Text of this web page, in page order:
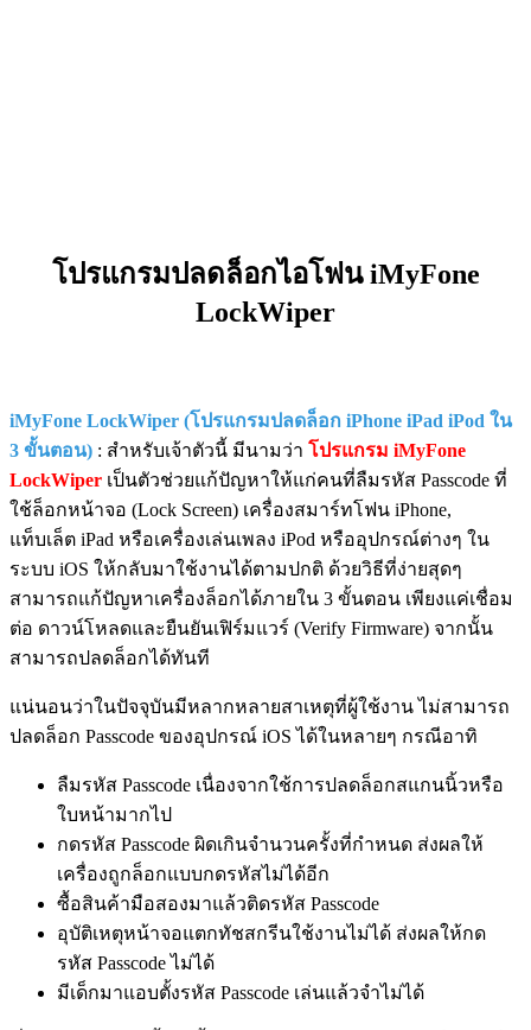
โปรแกรมปลดล็อกไอโฟน iMyFone
LockWiper
iMyFone LockWiper (โปรแกรมปลดล็อก iPhone iPad iPod ใน
3 ขั้นตอน) : สำหรับเจ้าตัวนี้ มีนามว่า โปรแกรม iMyFone
LockWiper เป็นตัวช่วยแก้ปัญหาให้แก่คนที่ลืมรหัส Passcode ที่
ใช้ล็อกหน้าจอ (Lock Screen) เครื่องสมาร์ทโฟน iPhone,
แท็บเล็ต iPad หรือเครื่องเล่นเพลง iPod หรืออุปกรณ์ต่างๆ ใน
ระบบ iOS ให้กลับมาใช้งานได้ตามปกติ ด้วยวิธีที่ง่ายสุดๆ
สามารถแก้ปัญหาเครื่องล็อกได้ภายใน 3 ขั้นตอน เพียงแค่เชื่อม
ต่อ ดาวน์โหลดและยืนยันเฟิร์มแวร์ (Verify Firmware) จากนั้น
สามารถปลดล็อกได้ทันที
แน่นอนว่าในปัจจุบันมีหลากหลายสาเหตุที่ผู้ใช้งาน ไม่สามารถ
ปลดล็อก Passcode ของอุปกรณ์ iOS ได้ในหลายๆ กรณีอาทิ
ลืมรหัส Passcode เนื่องจากใช้การปลดล็อกสแกนนิ้วหรือ
ใบหน้ามากไป
กดรหัส Passcode ผิดเกินจำนวนครั้งที่กำหนด ส่งผลให้
เครื่องถูกล็อกแบบกดรหัสไม่ได้อีก
ซื้อสินค้ามือสองมาแล้วติดรหัส Passcode
อุบัติเหตุหน้าจอแตกทัชสกรีนใช้งานไม่ได้ ส่งผลให้กด
รหัส Passcode ไม่ได้
มีเด็กมาแอบตั้งรหัส Passcode เล่นแล้วจำไม่ได้